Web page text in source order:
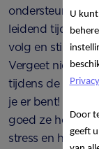
ondersteunen.
leidend tijdens
volg en
Vergeet niet:
tijdens de
je er bent! Laat
goed ze het
stress en hectiek
U
Door
geeft